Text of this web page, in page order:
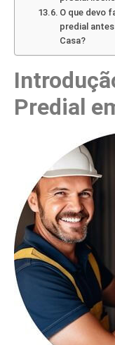
O que devo
predial
Casa?
Predial